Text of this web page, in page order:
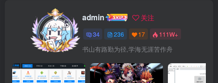
admin 关注
34 236 17 111W+
书山有路勤为径,学海无涯苦作舟